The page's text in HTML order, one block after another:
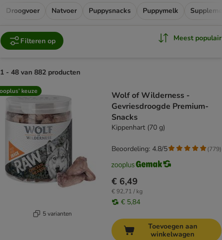
Droogvoer Natvoer Puppysnacks Puppymelk
Filteren op Meest populair
1 - 48 van 882 producten
product items have been changed
keuze
5 varianten
Wolf of Wilderness -
Gevriesdroogde Premium-
Snacks
Kippenhart (70 g)
€ 6,49
€ 92,71 / kg
€ 5,84
Beoordeling: 4.8/5 (779)
Toevoegen aan
winkelwagen